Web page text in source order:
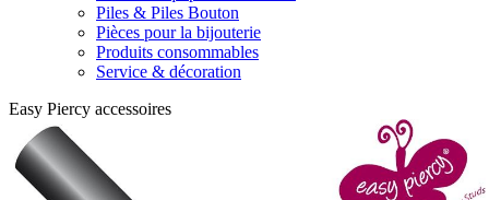
Piles & Piles Bouton
Pièces pour la bijouterie
Produits consommables
Service & décoration
Easy Piercy accessoires